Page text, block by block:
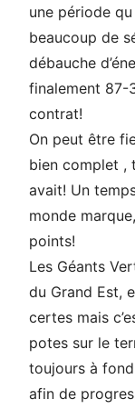
une période
beaucoup de
débauche
finalement 87-
contrat!
On peut être
bien complet ,
avait! Un
monde
points!
Les Géants
du Grand Est,
certes mais
potes sur le
toujours à
afin de